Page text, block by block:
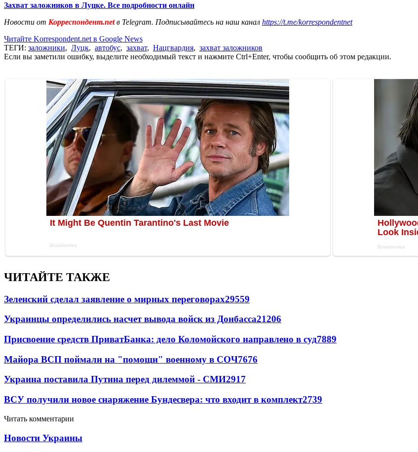
Захват заложников в Луцке. Все подробности онлайн
Новости от Корреспондент.netв Telegram. Подписывайтесь на наш канал https://t.me/korrespondentnet
Читайте Korrespondent.net в Google News
ТЕГИ: заложники, Луцк, автобус, захват, Нацгвардия, захват заложников
Если вы заметили ошибку, выделите необходимый текст и нажмите Ctrl+Enter, чтобы сообщить об этом редакции.
ЧИТАЙТЕ ТАКЖЕ
Зеленский сделал заявление о мирных переговорах29559
Украинцы определились насчет вывода войск из Донбасса21206
Присвоение средств ПриватБанка: дело Коломойского направлено в суд7889
Майора ВСП поймали на "помощи" военному в СОЧ7676
Украина поставила Путина перед дилеммой - СМИ2917
ВСУ получили новое снаряжение Бундесвера: что входит в комплект2739
Читать комментарии
Новости Украины